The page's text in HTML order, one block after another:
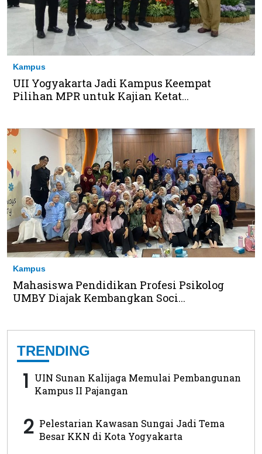
Kampus
UII Yogyakarta Jadi Kampus Keempat
Pilihan MPR untuk Kajian Ketat...
Kampus
Mahasiswa Pendidikan Profesi Psikolog
UMBY Diajak Kembangkan Soci...
TRENDING
1 UIN Sunan Kalijaga Memulai Pembangunan
Kampus II Pajangan
2 Pelestarian Kawasan Sungai Jadi Tema
Besar KKN di Kota Yogyakarta